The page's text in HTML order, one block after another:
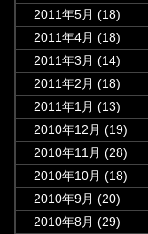
2011年5月 (18)
2011年4月 (18)
2011年3月 (14)
2011年2月 (18)
2011年1月 (13)
2010年12月 (19)
2010年11月 (28)
2010年10月 (18)
2010年9月 (20)
2010年8月 (29)